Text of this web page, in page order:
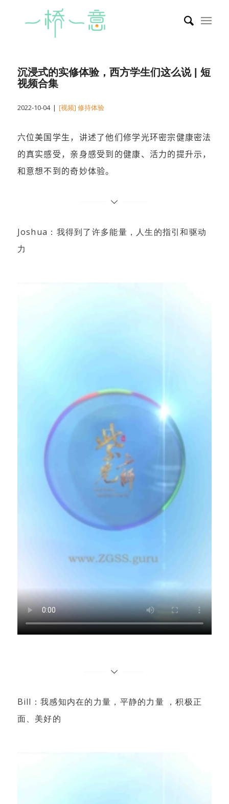
沉浸式的实修体验，西方学生们这么说 | 短
视频合集
2022-10-04 | [视频] 修持体验
六位美国学生，讲述了他们修学光环密宗健康密法
的真实感受，亲身感受到的健康、活力的提升示，
和意想不到的奇妙体验。
Joshua：我得到了许多能量，人生的指引和驱动
力
Bill：我感知内在的力量，平静的力量 ，积极正
面、美好的